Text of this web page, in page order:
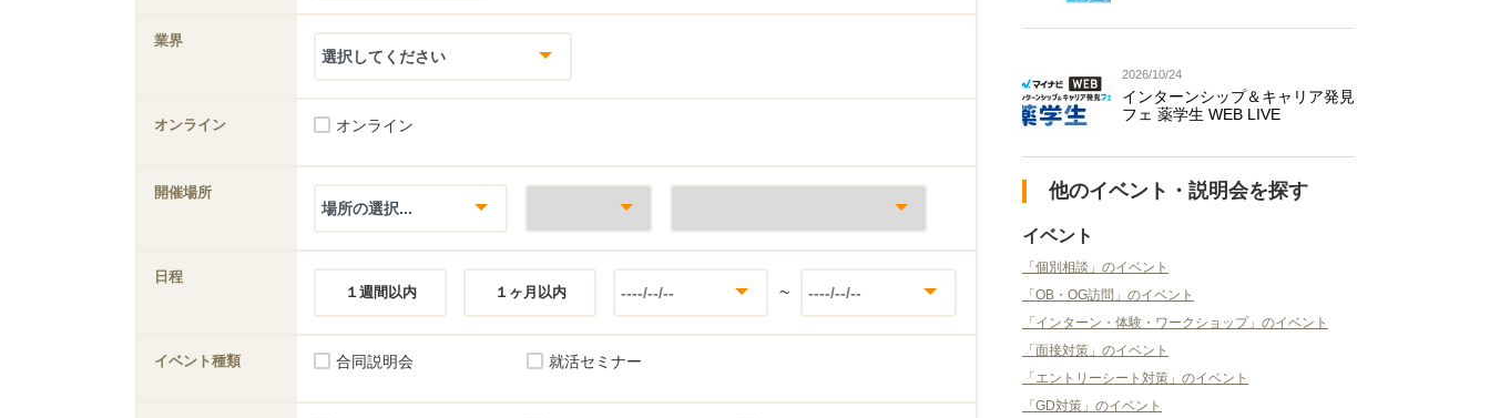
業界
オンライン オンライン
開催場所
日程
１週間以内
１ヶ月以内 ~
イベント種類 合同説明会 就活セミナー
2026/10/24
インターンシップ＆キャリア発見
フェ 薬学生 WEB LIVE
他のイベント・説明会を探す
イベント
「個別相談」のイベント
「OB・OG訪問」のイベント
「インターン・体験・ワークショップ」のイベント
「面接対策」のイベント
「エントリーシート対策」のイベント
「GD対策」のイベント